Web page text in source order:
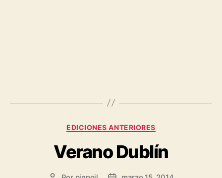
EDICIONES ANTERIORES
Verano Dublín